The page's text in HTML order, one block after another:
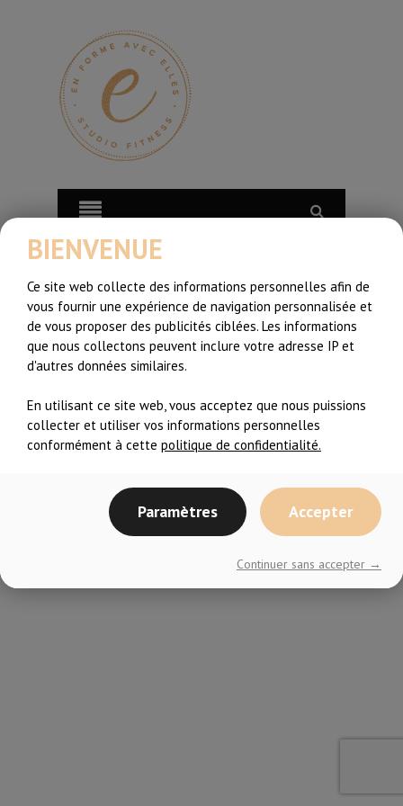
© En Forme avec ELLES 2026– Tous droits réservés
BIENVENUE
Ce site web collecte des informations personnelles afin de
vous fournir une expérience de navigation personnalisée et
de vous proposer des publicités ciblées. Les informations
que nous collectons peuvent inclure votre adresse IP et
d'autres données similaires.
En utilisant ce site web, vous acceptez que nous puissions
collecter et utiliser vos informations personnelles
conformément à cette politique de confidentialité.
Paramètres Accepter
Continuer sans accepter →